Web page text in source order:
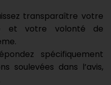
transparaître votre
et votre volonté de
spécifiquement
soulevées dans l’avis,